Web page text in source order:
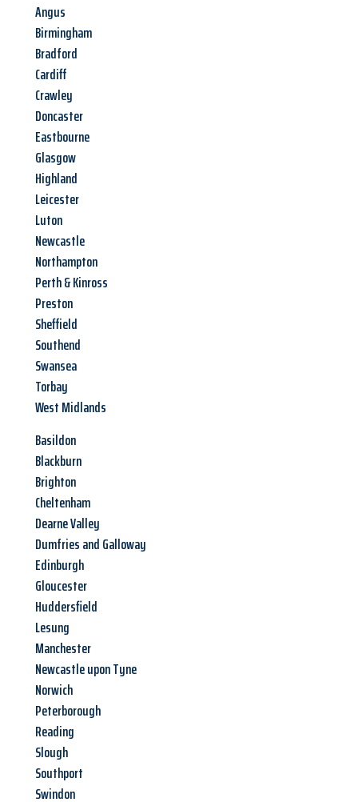
Angus
Birmingham
Bradford
Cardiff
Crawley
Doncaster
Eastbourne
Glasgow
Highland
Leicester
Luton
Newcastle
Northampton
Perth & Kinross
Preston
Sheffield
Southend
Swansea
Torbay
West Midlands
Basildon
Blackburn
Brighton
Cheltenham
Dearne Valley
Dumfries and Galloway
Edinburgh
Gloucester
Huddersfield
Lesung
Manchester
Newcastle upon Tyne
Norwich
Peterborough
Reading
Slough
Southport
Swindon